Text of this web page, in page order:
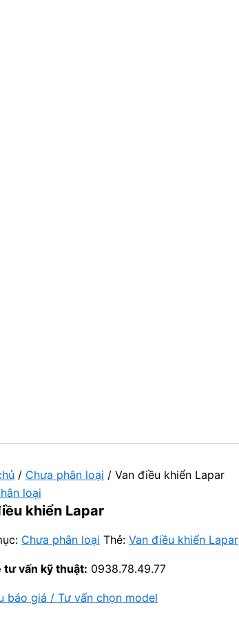
/ Chưa phân loại / Van điều khiển Lapar
loại
khiển Lapar
Chưa phân loại Thẻ: Van điều khiển Lapar
tư vấn kỹ thuật: 0938.78.49.77
báo giá / Tư vấn chọn model